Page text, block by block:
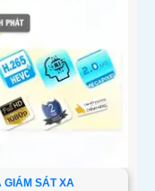
GIÁM SÁT XA